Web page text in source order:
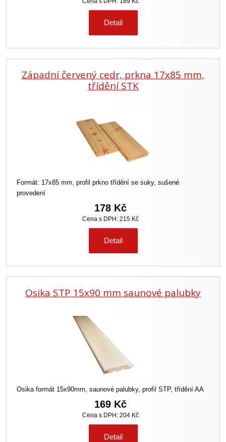
Detail
Západní červený cedr, prkna 17x85 mm,
třídění STK
Formát: 17x85 mm, profil prkno třídění se suky, sušené
provedení
178 Kč
Cena s DPH: 215 Kč
Detail
Osika STP 15x90 mm saunové palubky
Osika formát 15x90mm, saunové palubky, profil STP, třídění AA
169 Kč
Cena s DPH: 204 Kč
Detail